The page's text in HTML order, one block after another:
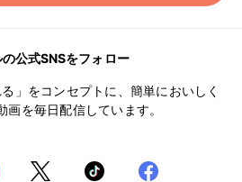
公式SNSをフォロー
」をコンセプトに、簡単においしく
画を毎日配信しています。